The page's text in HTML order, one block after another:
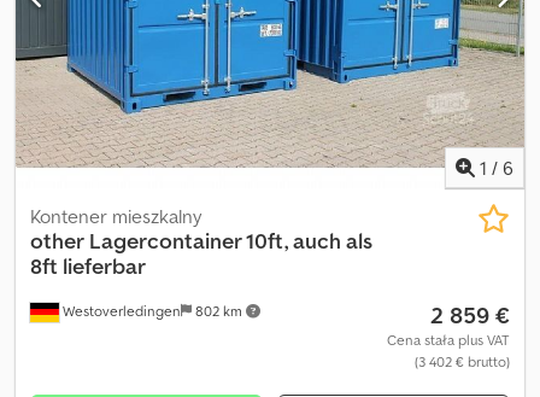
airbag, blokada mechanizmu różnicowego, elektroniczny
program stabilizacji (ESP), filtr sadzy, klimatyzacja, kontrola
trakcji, niski poziom hałasu, ogrzewanie postojowe, opony
letnie, podgrzewanie siedzenia, rejestracja ciężarówki, spojler,
system immobilizera, tempomat, wspomaganie układu
kierowniczego, zaczep do przyczepy, światła przeciwmgielne,
AU / HU nowe Dcsdpfjuvgn Djx Ahisk
1 / 6
Westoverledingen 802 km
Kontener mieszkalny
other Lagercontainer 10ft, auch als
8ft lieferbar
2 859 €
Cena stała plus VAT
(3 402 € brutto)